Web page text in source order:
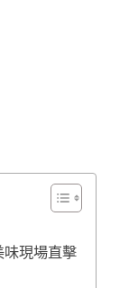
味現場直擊